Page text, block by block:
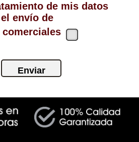
de mis datos
envío de